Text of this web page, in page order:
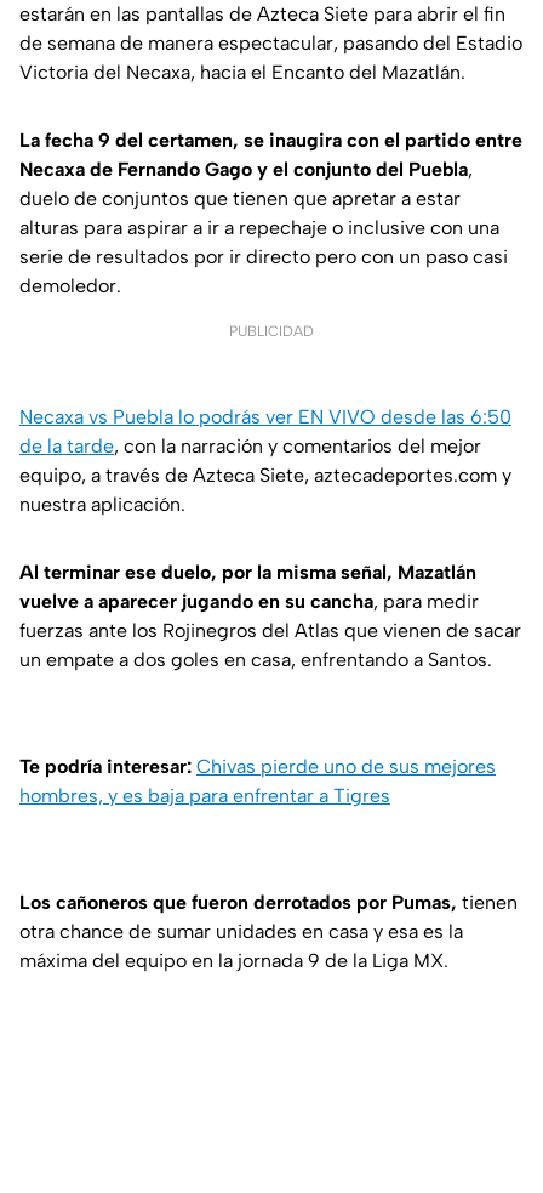
estarán en las pantallas de Azteca Siete para abrir el fin
de semana de manera espectacular, pasando del Estadio
Victoria del Necaxa, hacia el Encanto del Mazatlán.
La fecha 9 del certamen, se inaugira con el partido entre
Necaxa de Fernando Gago y el conjunto del Puebla,
duelo de conjuntos que tienen que apretar a estar
alturas para aspirar a ir a repechaje o inclusive con una
serie de resultados por ir directo pero con un paso casi
demoledor.
PUBLICIDAD
Necaxa vs Puebla lo podrás ver EN VIVO desde las 6:50
de la tarde, con la narración y comentarios del mejor
equipo, a través de Azteca Siete, aztecadeportes.com y
nuestra aplicación.
Al terminar ese duelo, por la misma señal, Mazatlán
vuelve a aparecer jugando en su cancha, para medir
fuerzas ante los Rojinegros del Atlas que vienen de sacar
un empate a dos goles en casa, enfrentando a Santos.
Te podría interesar: Chivas pierde uno de sus mejores
hombres, y es baja para enfrentar a Tigres
Los cañoneros que fueron derrotados por Pumas, tienen
otra chance de sumar unidades en casa y esa es la
máxima del equipo en la jornada 9 de la Liga MX.